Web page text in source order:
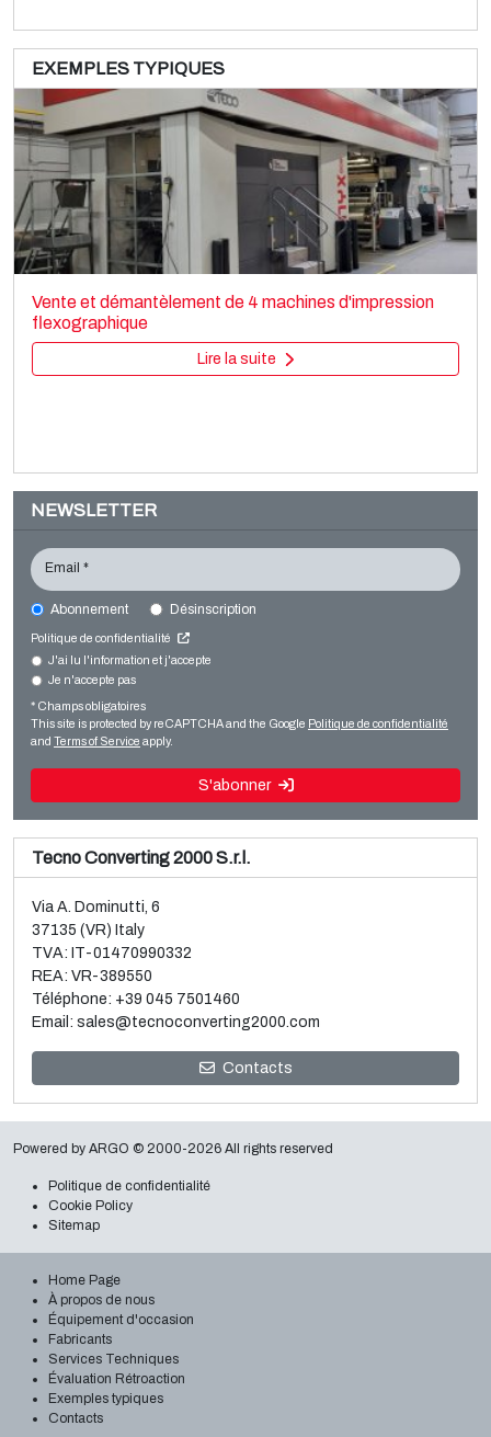
COMEXI ACOM R2
Printing machines
Rotogravure
Lire la suite
Printing machines
Flexo CI
Lire la suite
EXEMPLES TYPIQUES
Vente et démantèlement de 4 machines d'impression
flexographique
Lire la suite
Vente et démontage d’une ligne d’occasion BOPP
Brückner, 3 couches
Vente et démontage de 3 métalliseurs Galileo
Lire la suite
NEWSLETTER
Email *
Abonnement Désinscription
Politique de confidentialité
J'ai lu l'information et j'accepte
Je n'accepte pas
* Champs obligatoires
This site is protected by reCAPTCHA and the Google Politique de confidentialité
and Terms of Service apply.
S'abonner
Tecno Converting 2000 S.r.l.
Via A. Dominutti, 6
37135 (VR) Italy
TVA: IT-01470990332
REA: VR-389550
Téléphone: +39 045 7501460
Email: sales@tecnoconverting2000.com
Contacts
Powered by ARGO © 2000-2026 All rights reserved
Politique de confidentialité
Cookie Policy
Sitemap
Home Page
À propos de nous
Équipement d'occasion
Fabricants
Services Techniques
Évaluation Rétroaction
Exemples typiques
Contacts